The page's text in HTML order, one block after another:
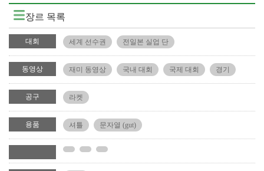
장르 목록
대회 세계 선수권 전일본 실업 단
동영상 재미 동영상 국내 대회 국제 대회 경기
공구 라켓
용품 셔틀 문자열 (gut)